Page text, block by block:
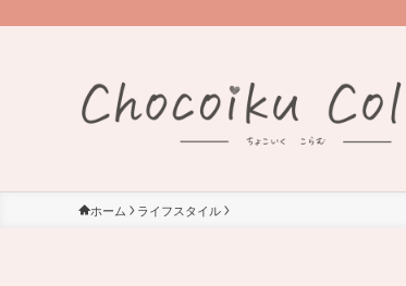
ホーム ライフスタイル